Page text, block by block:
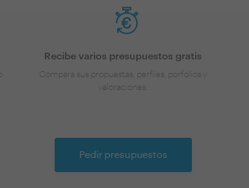
Recibe varios presupuestos gratis
Compara sus propuestas, perfiles, porfolios y
valoraciones.
Pedir presupuestos